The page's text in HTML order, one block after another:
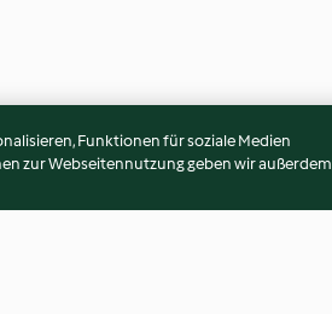
Funktionen für soziale Medien
zur Webseitennutzung geben wir außerdem